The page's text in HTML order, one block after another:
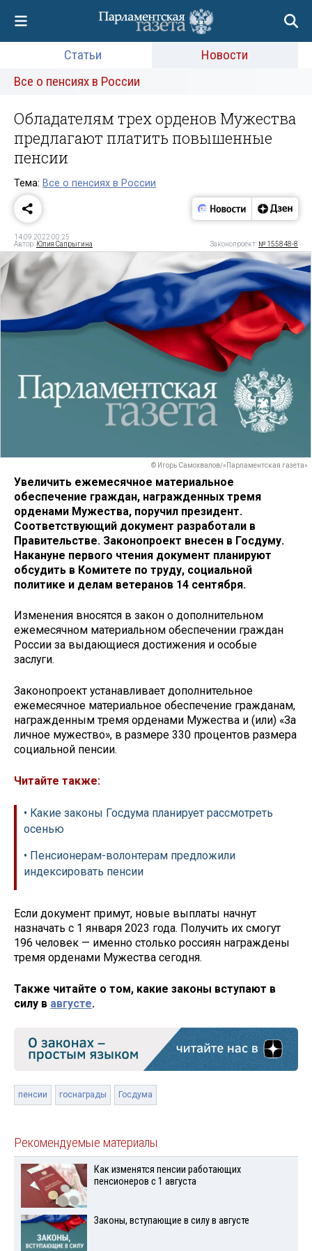
Статьи
Новости
Все о пенсиях в России
Обладателям трех орденов Мужества
предлагают платить повышенные
пенсии
Тема: Все о пенсиях в России
14.09.2022 00:25
Автор: Юлия Сапрыгина Законопроект: № 155848-8
© Игорь Самохвалов/«Парламентская газета»
Увеличить ежемесячное материальное
обеспечение граждан, награжденных тремя
орденами Мужества, поручил президент.
Соответствующий документ разработали в
Правительстве. Законопроект внесен в Госдуму.
Накануне первого чтения документ планируют
обсудить в Комитете по труду, социальной
политике и делам ветеранов 14 сентября.
Изменения вносятся в закон о дополнительном
ежемесячном материальном обеспечении граждан
России за выдающиеся достижения и особые
заслуги.
Законопроект устанавливает дополнительное
ежемесячное материальное обеспечение гражданам,
награжденным тремя орденами Мужества и (или) «За
личное мужество», в размере 330 процентов размера
социальной пенсии.
Читайте также:
• Какие законы Госдума планирует рассмотреть
осенью
• Пенсионерам-волонтерам предложили
индексировать пенсии
Если документ примут, новые выплаты начнут
назначать с 1 января 2023 года. Получить их смогут
196 человек — именно столько россиян награждены
тремя орденами Мужества сегодня.
Также читайте о том, какие законы вступают в
силу в августе.
пенсии госнаграды Госдума
Рекомендуемые материалы
Как изменятся пенсии работающих
пенсионеров с 1 августа
Законы, вступающие в силу в августе